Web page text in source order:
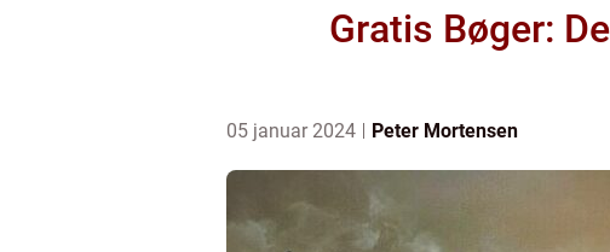
Gratis Bøger:
05 januar 2024 Peter Mortensen